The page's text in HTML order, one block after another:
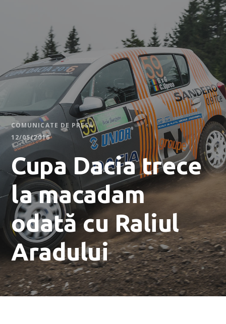
COMUNICATE DE PRESĂ
12/05/2016
Cupa Dacia trece
la macadam
odată cu Raliul
Aradului